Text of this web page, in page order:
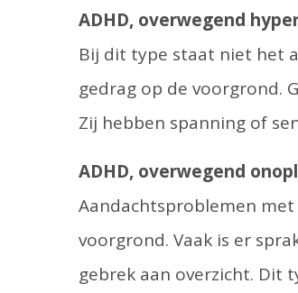
ADHD, overwegend
Bij dit type staat niet het
gedrag op de voorgrond.
Zij hebben spanning of
ADHD, overwegend
Aandachtsproblemen
voorgrond. Vaak is er
gebrek aan overzicht. Dit